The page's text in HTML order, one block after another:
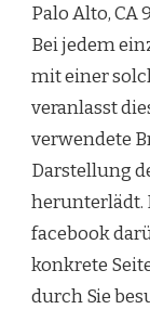
Palo Alto, CA
Bei jedem
mit einer
veranlasst
verwendete
Darstellung
herunterlädt.
facebook
konkrete
durch Sie